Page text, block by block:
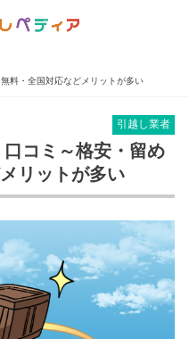
料・全国対応などメリットが多い
引越し業者
コミ～格安・留め
リットが多い